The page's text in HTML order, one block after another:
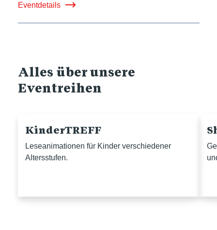
Eventdetails
Alles über unsere
Eventreihen
KinderTREFF
Leseanimationen für Kinder verschiedener
Altersstufen.